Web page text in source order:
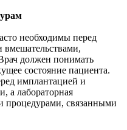
необходимы перед
вмешательствами,
должен понимать
состояние пациента.
имплантацией и
а лабораторная
процедурами, связанными